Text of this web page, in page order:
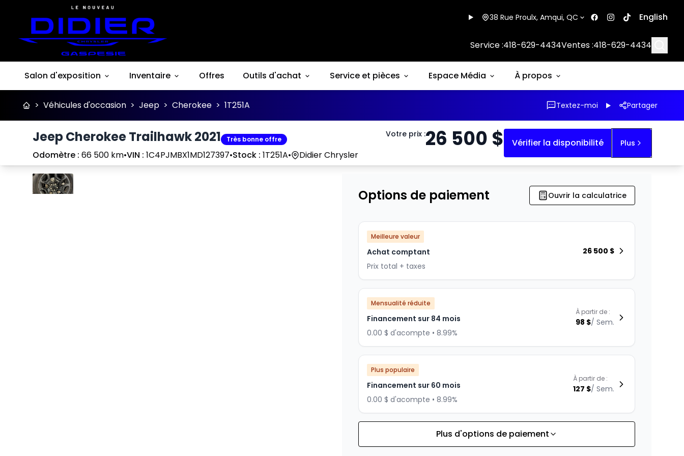
38 Rue Proulx, Amqui, QC English
Service :418-629-4434Ventes :418-629-4434
Salon d'exposition Inventaire Offres Outils d'achat Service et pièces Espace Média À propos
> Véhicules d'occasion > Jeep > Cherokee > 1T251A Textez-moi Partager
Jeep Cherokee Trailhawk 2021 Très bonne offre
Odomètre : 66 500 km•VIN : 1C4PJMBX1MD127397•Stock : 1T251A• Didier Chrysler
Votre prix :26 500 $ Vérifier la disponibilité Plus
ArrêterPrécédent
Suivant
Options de paiement Ouvrir la calculatrice
Meilleure valeur
Achat comptant
Prix total + taxes
26 500 $
Mensualité réduite
Financement sur 84 mois
0.00 $ d'acompte • 8.99%
À partir de :
98 $/ Sem.
Plus populaire
Financement sur 60 mois
0.00 $ d'acompte • 8.99%
À partir de :
127 $/ Sem.
Financement sur 72 mois
À partir de :
Plus d'options de paiement